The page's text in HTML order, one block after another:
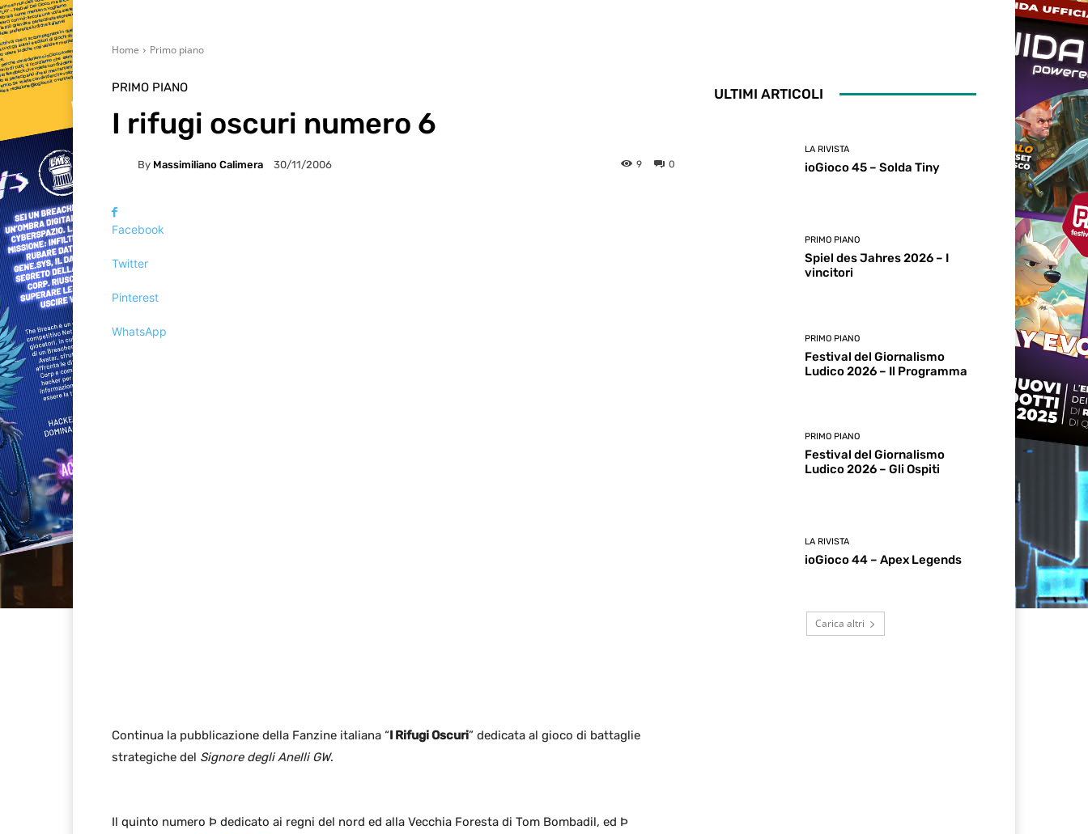
Home Primo piano
PRIMO PIANO
I rifugi oscuri numero 6
By Massimiliano Calimera 30/11/2006 0
9
Facebook
Twitter
Pinterest
WhatsApp
Continua la pubblicazione della Fanzine italiana “I Rifugi Oscuri” dedicata al gioco di battaglie
strategiche del Signore degli Anelli GW.
Il quinto numero Þ dedicato ai regni del nord ed alla Vecchia Foresta di Tom Bombadil, ed Þ
ULTIMI ARTICOLI
LA RIVISTA
ioGioco 45 – Solda Tiny
PRIMO PIANO
Spiel des Jahres 2026 – I
vincitori
PRIMO PIANO
Festival del Giornalismo
Ludico 2026 – Il Programma
PRIMO PIANO
Festival del Giornalismo
Ludico 2026 – Gli Ospiti
LA RIVISTA
ioGioco 44 – Apex Legends
Carica altri